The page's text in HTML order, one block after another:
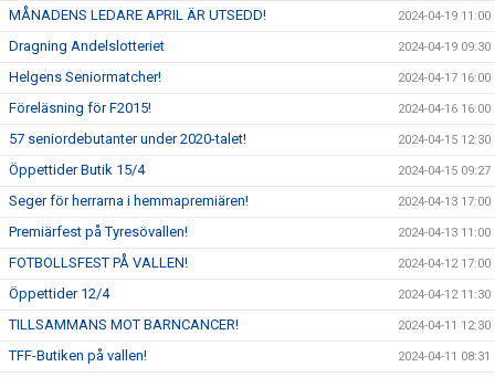
MÅNADENS LEDARE APRIL ÄR UTSEDD! 2024-04-19 11:00
Dragning Andelslotteriet 2024-04-19 09:30
Helgens Seniormatcher! 2024-04-17 16:00
Föreläsning för F2015! 2024-04-16 16:00
57 seniordebutanter under 2020-talet! 2024-04-15 12:30
Öppettider Butik 15/4 2024-04-15 09:27
Seger för herrarna i hemmapremiären! 2024-04-13 17:00
Premiärfest på Tyresövallen! 2024-04-13 11:00
FOTBOLLSFEST PÅ VALLEN! 2024-04-12 17:00
Öppettider 12/4 2024-04-12 11:30
TILLSAMMANS MOT BARNCANCER! 2024-04-11 12:30
TFF-Butiken på vallen! 2024-04-11 08:31